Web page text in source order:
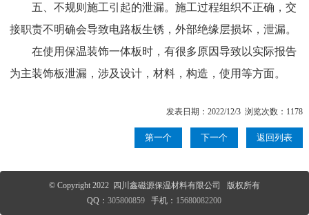
五、不规则施工引起的泄漏。施工过程组织不正确，交
接职责不明确会导致电路板生锈，外部绝缘层损坏，泄漏。
在使用保温装饰一体板时，有很多原因导致以实际报告
为主装饰板泄漏，涉及设计，材料，构造，使用等方面。
发表日期：2022/12/3 浏览次数：1178
第一个 下一个 返回列表
© Copyright 2022 四川鑫磁源保温材料有限公司 版权所有
QQ：305800859 手机： 15680082200